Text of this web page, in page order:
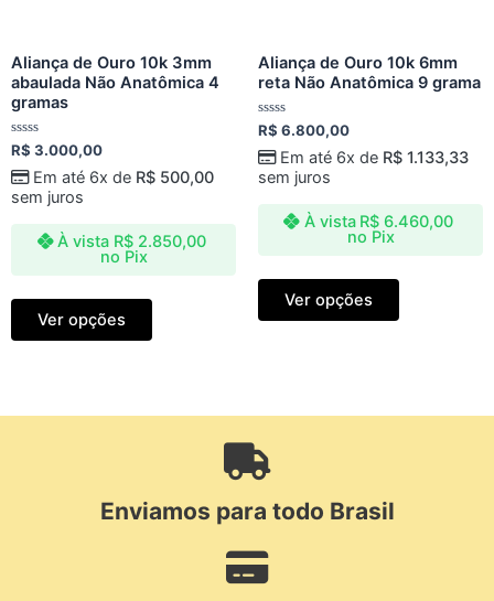
Aliança de Ouro 10k 3mm
abaulada Não Anatômica 4
gramas
Avaliação
0
de
5
R$ 3.000,00
À vista R$2.850,00
no Pix
Em até 6x de R$500,00
sem juros
Ver opções
Aliança de Ouro 10k 6mm
reta Não Anatômica 9 grama
Avaliação
0
de
5
R$ 6.800,00
À vista R$ 6.460,00
no Pix
Em até 6x de R$1.133,33
sem juros
Ver opções
Enviamos para todo Brasil